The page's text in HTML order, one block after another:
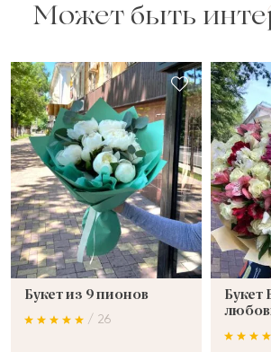
Может быть
Букет из 9 пионов
/ 26
Букет